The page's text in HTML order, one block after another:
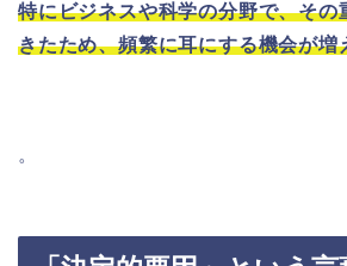
特にビジネスや科学の分野で、その
きたため、頻繁に耳にする機会が増
。